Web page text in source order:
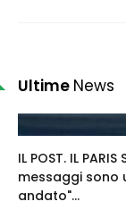
Ultime News
IL POST. IL
messaggi sono
andato"...